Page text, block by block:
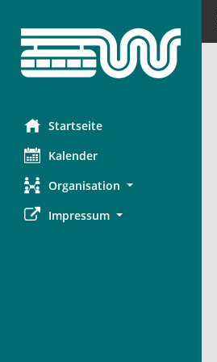
Startseite
Kalender
Organisation
Impressum